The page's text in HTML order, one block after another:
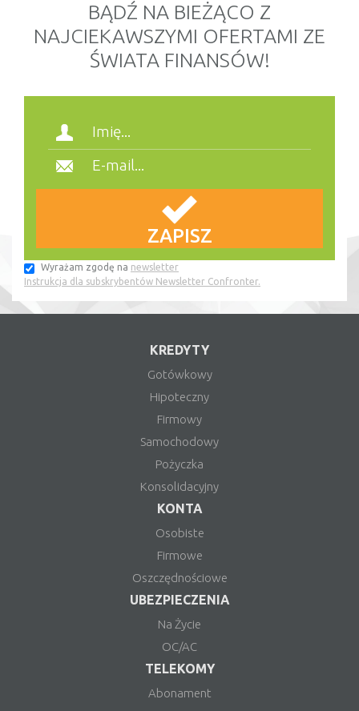
BĄDŹ NA BIEŻĄCO Z
NAJCIEKAWSZYMI OFERTAMI ZE
ŚWIATA FINANSÓW!
Wyrażam zgodę na newsletter
Instrukcja dla subskrybentów Newsletter Confronter.
KREDYTY
Gotówkowy
Hipoteczny
Firmowy
Samochodowy
Pożyczka
Konsolidacyjny
KONTA
Osobiste
Firmowe
Oszczędnościowe
UBEZPIECZENIA
Na Życie
OC/AC
TELEKOMY
Abonament